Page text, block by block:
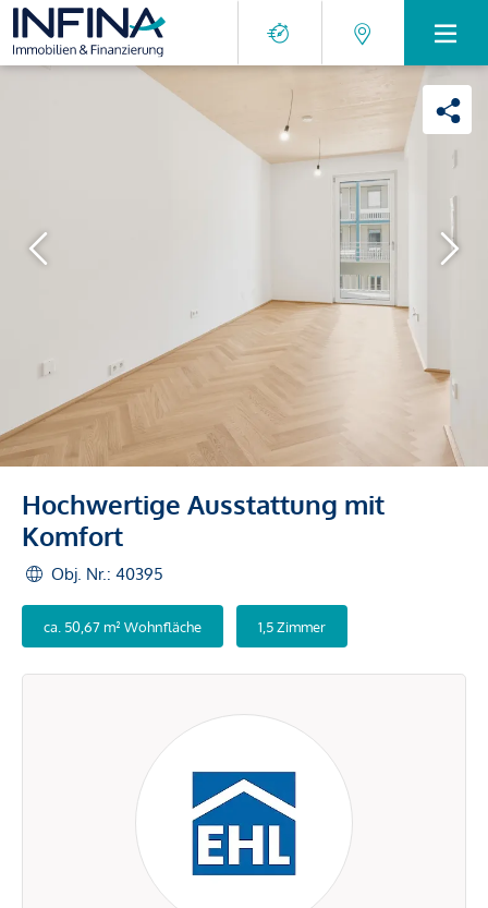
Hochwertige Ausstattung mit
Komfort
Obj. Nr.: 40395
ca. 50,67 m² Wohnfläche 1,5 Zimmer